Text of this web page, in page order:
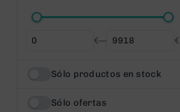
Desde €— Hasta €
Sólo productos en stock
Sólo ofertas